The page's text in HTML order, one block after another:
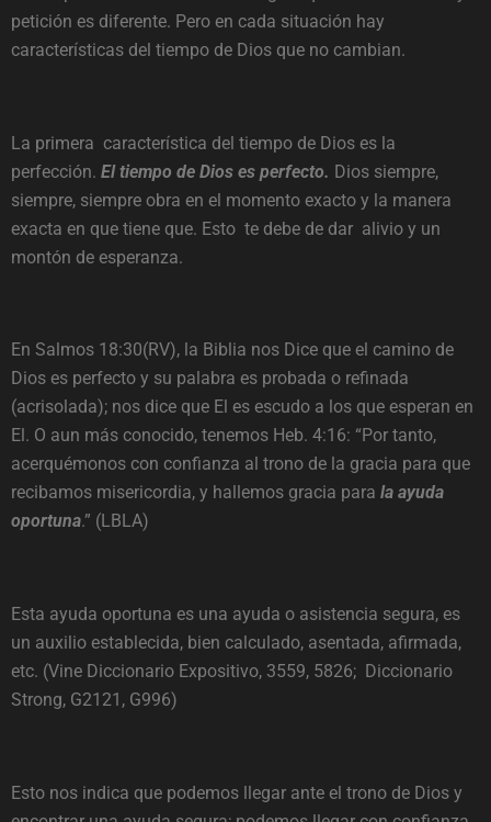
petición es diferente. Pero en cada situación hay
características del tiempo de Dios que no cambian.
La primera característica del tiempo de Dios es la
perfección. El tiempo de Dios es perfecto. Dios siempre,
siempre, siempre obra en el momento exacto y la manera
exacta en que tiene que. Esto te debe de dar alivio y un
montón de esperanza.
En Salmos 18:30(RV), la Biblia nos Dice que el camino de
Dios es perfecto y su palabra es probada o refinada
(acrisolada); nos dice que El es escudo a los que esperan en
El. O aun más conocido, tenemos Heb. 4:16: “Por tanto,
acerquémonos con confianza al trono de la gracia para que
recibamos misericordia, y hallemos gracia para la ayuda
oportuna.” (LBLA)
Esta ayuda oportuna es una ayuda o asistencia segura, es
un auxilio establecida, bien calculado, asentada, afirmada,
etc. (Vine Diccionario Expositivo, 3559, 5826; Diccionario
Strong, G2121, G996)
Esto nos indica que podemos llegar ante el trono de Dios y